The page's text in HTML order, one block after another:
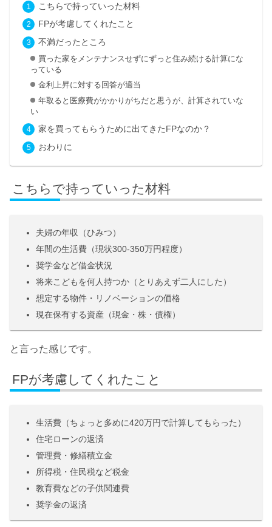
こちらで持っていった材料
FPが考慮してくれたこと
不満だったところ
買った家をメンテナンスせずにずっと住み続ける計算にな
っている
金利上昇に対する回答が適当
年取ると医療費がかかりがちだと思うが、計算されていな
い
家を買ってもらうために出てきたFPなのか？
おわりに
こちらで持っていった材料
夫婦の年収（ひみつ）
年間の生活費（現状300-350万円程度）
奨学金など借金状況
将来こどもを何人持つか（とりあえず二人にした）
想定する物件・リノベーションの価格
現在保有する資産（現金・株・債権）
と言った感じです。
FPが考慮してくれたこと
生活費（ちょっと多めに420万円で計算してもらった）
住宅ローンの返済
管理費・修繕積立金
所得税・住民税など税金
教育費などの子供関連費
奨学金の返済